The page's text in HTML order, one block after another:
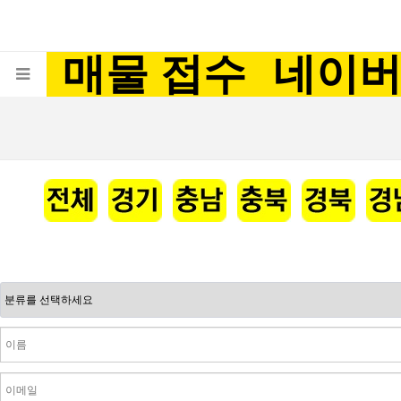
매물 접수 네이